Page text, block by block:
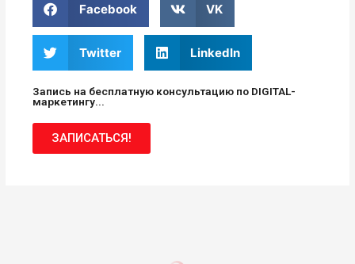
Facebook VK
Twitter LinkedIn
Запись на бесплатную консультацию по DIGITAL-
маркетингу...
ЗАПИСАТЬСЯ!